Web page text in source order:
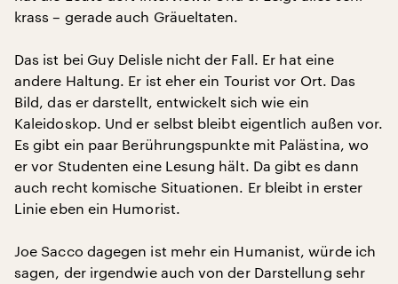
krass – gerade auch Gräueltaten.
Das ist bei Guy Delisle nicht der Fall. Er hat eine
andere Haltung. Er ist eher ein Tourist vor Ort. Das
Bild, das er darstellt, entwickelt sich wie ein
Kaleidoskop. Und er selbst bleibt eigentlich außen vor.
Es gibt ein paar Berührungspunkte mit Palästina, wo
er vor Studenten eine Lesung hält. Da gibt es dann
auch recht komische Situationen. Er bleibt in erster
Linie eben ein Humorist.
Joe Sacco dagegen ist mehr ein Humanist, würde ich
sagen, der irgendwie auch von der Darstellung sehr